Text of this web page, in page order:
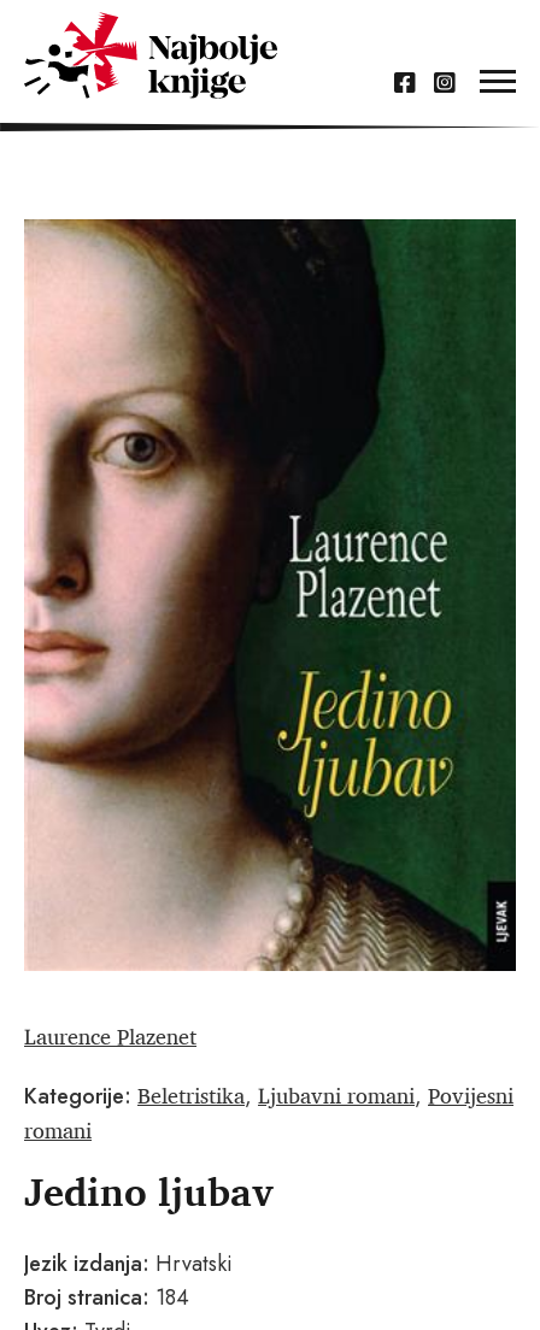
Laurence Plazenet
Kategorije: Beletristika, Ljubavni romani, Povijesni
romani
Jedino ljubav
Jezik izdanja: Hrvatski
Broj stranica: 184